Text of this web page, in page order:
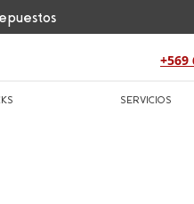
+569
SERVICIOS